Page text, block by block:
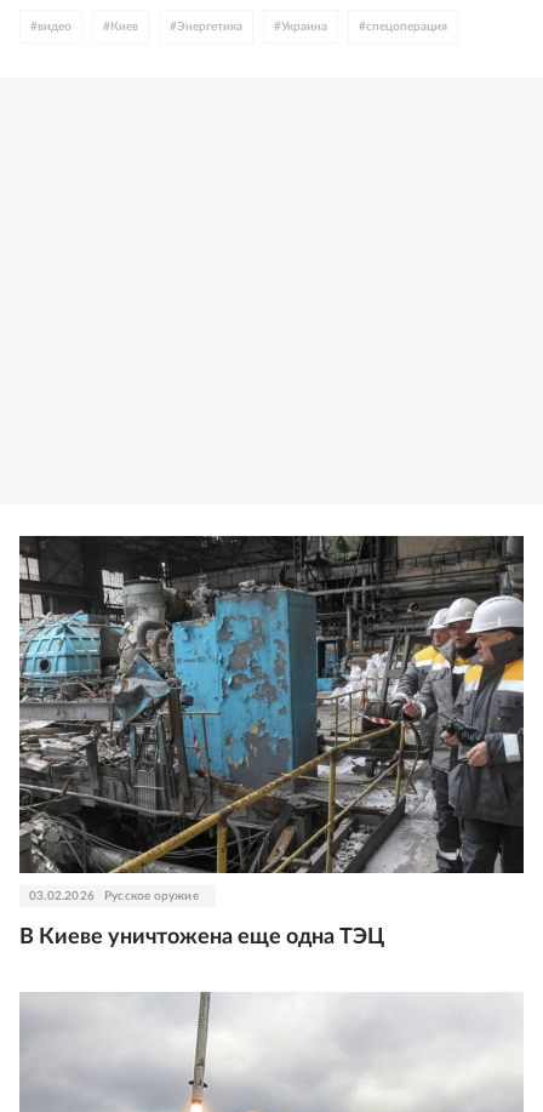
#видео # Киев #Энергетика #Украина #спецоперация
03.02.2026 Русское оружие
В Киеве уничтожена еще одна ТЭЦ